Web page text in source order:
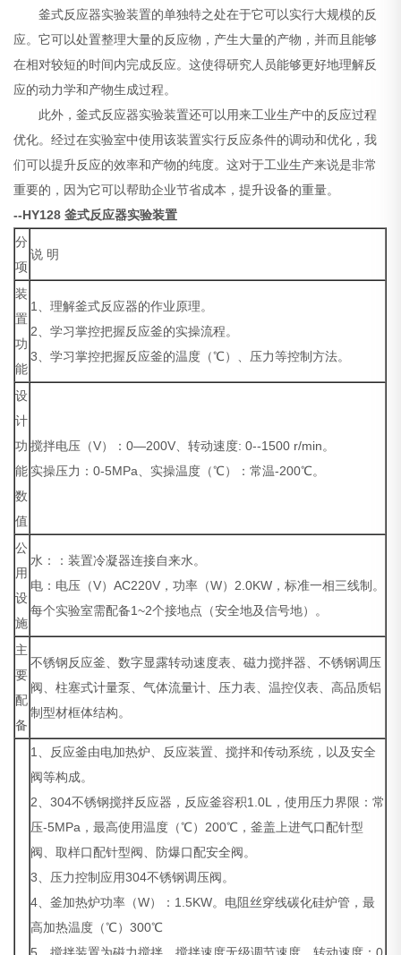
釜式反应器实验装置的单独特之处在于它可以实行大规模的反
应。它可以处置整理大量的反应物，产生大量的产物，并而且能够
在相对较短的时间内完成反应。这使得研究人员能够更好地理解反
应的动力学和产物生成过程。
此外，釜式反应器实验装置还可以用来工业生产中的反应过程
优化。经过在实验室中使用该装置实行反应条件的调动和优化，我
们可以提升反应的效率和产物的纯度。这对于工业生产来说是非常
重要的，因为它可以帮助企业节省成本，提升设备的重量。
--HY128釜式反应器实验装置
分
项
说 明
装
置
功
能
1、理解釜式反应器的作业原理。
2、学习掌控把握反应釜的实操流程。
3、学习掌控把握反应釜的温度（℃）、压力等控制方法。
设
计
功
能
数
值
搅拌电压（V）：0—200V、转动速度: 0--1500 r/min。
实操压力：0-5MPa、实操温度（℃）：常温-200℃。
公
用
设
施
水：：装置冷凝器连接自来水。
电：电压（V）AC220V，功率（W）2.0KW，标准一相三线制。
每个实验室需配备1~2个接地点（安全地及信号地）。
主
要
配
备
不锈钢反应釜、数字显露转动速度表、磁力搅拌器、不锈钢调压
阀、柱塞式计量泵、气体流量计、压力表、温控仪表、高品质铝
制型材框体结构。
1、反应釜由电加热炉、反应装置、搅拌和传动系统，以及安全
阀等构成。
2、304不锈钢搅拌反应器，反应釜容积1.0L，使用压力界限：常
压-5MPa，最高使用温度（℃）200℃，釜盖上进气口配针型
阀、取样口配针型阀、防爆口配安全阀。
3、压力控制应用304不锈钢调压阀。
4、釜加热炉功率（W）：1.5KW。电阻丝穿线碳化硅炉管，最
高加热温度（℃）300℃